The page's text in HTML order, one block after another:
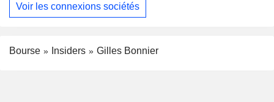
Voir les connexions sociétés
Bourse Insiders Gilles Bonnier